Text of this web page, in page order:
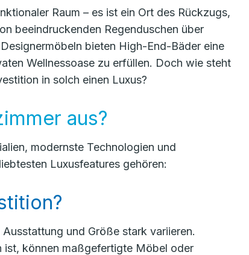
Raum – es ist ein Ort des Rückzugs,
beeindruckenden Regenduschen über
bieten High-End-Bäder eine
Wellnessoase zu erfüllen. Doch wie steht
in solch einen Luxus?
aus?
modernste Technologien und
Luxusfeatures gehören:
und Größe stark variieren.
ist, können maßgefertigte Möbel oder